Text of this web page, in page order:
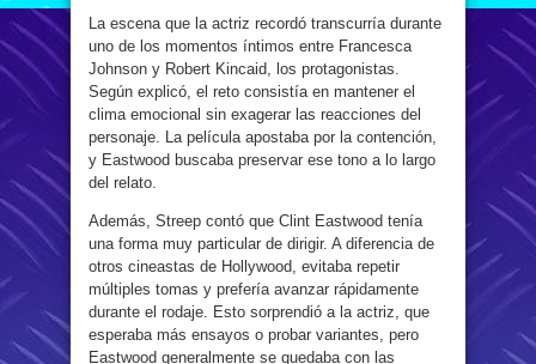
La escena que la actriz recordó transcurría durante
uno de los momentos íntimos entre Francesca
Johnson y Robert Kincaid, los protagonistas.
Según explicó, el reto consistía en mantener el
clima emocional sin exagerar las reacciones del
personaje. La película apostaba por la contención,
y Eastwood buscaba preservar ese tono a lo largo
del relato.
Además, Streep contó que Clint Eastwood tenía
una forma muy particular de dirigir. A diferencia de
otros cineastas de Hollywood, evitaba repetir
múltiples tomas y prefería avanzar rápidamente
durante el rodaje. Esto sorprendió a la actriz, que
esperaba más ensayos o probar variantes, pero
Eastwood generalmente se quedaba con las